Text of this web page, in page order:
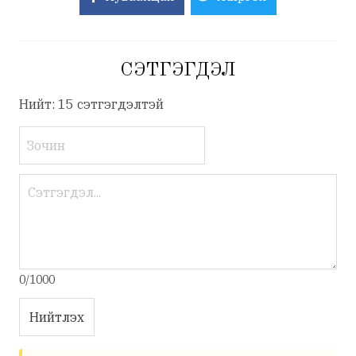
СЭТГЭГДЭЛ
Нийт: 15 сэтгэгдэлтэй
0/1000
Нийтлэх